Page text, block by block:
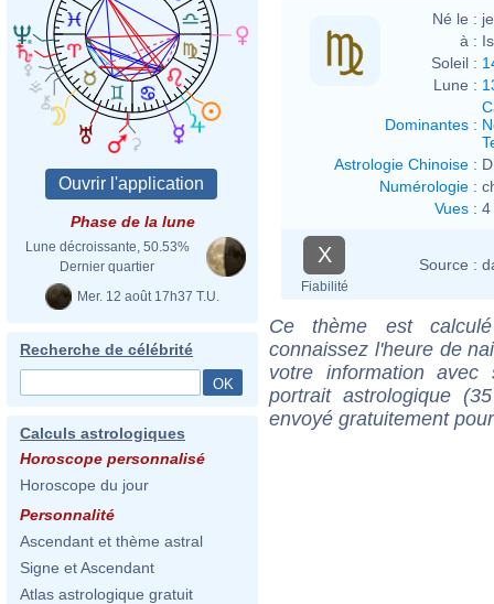
Phase de la lune
Lune décroissante, 50.53%
Dernier quartier
Mer. 12 août 17h37 T.U.
Recherche de célébrité
Calculs astrologiques
Horoscope personnalisé
Horoscope du jour
Personnalité
Ascendant et thème astral
Signe et Ascendant
Atlas astrologique gratuit
Né le :
à :
Soleil :
Lune :
Dominantes :
Astrologie Chinoise :
Numérologie :
Vues : 4
X
Fiabilité
Source :
Ce thème est
connaissez l'heure de
votre information
portrait astrologique
envoyé gratuitement